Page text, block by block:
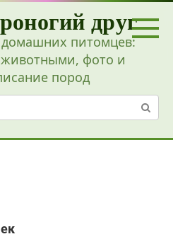
друг
питомцев:
животными, фото и
пород